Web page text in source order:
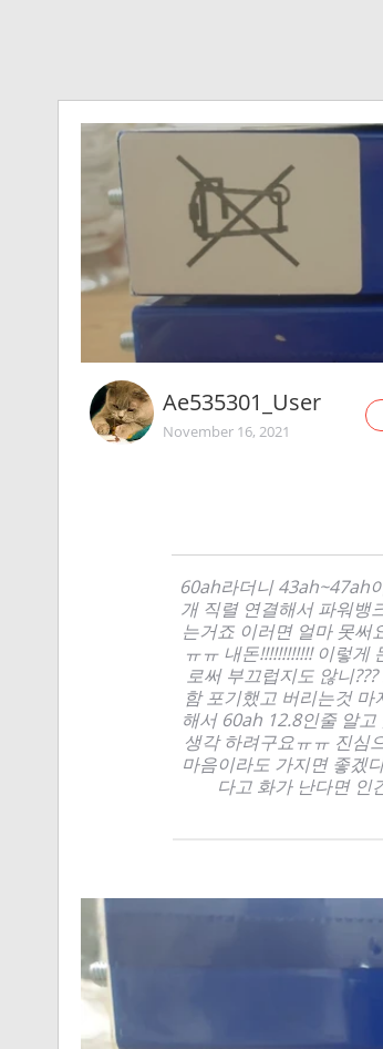
Ae535301_User
November 16, 2021
60ah라더니 43ah~47ah
개 직렬 연결해서 파워뱅
는거죠 이러면 얼마 못써
ㅠㅠ 내돈!!!!!!!!!!!! 이렇
로써 부끄럽지도 않니
함 포기했고 버리는것
해서 60ah 12.8인줄 알
생각 하려구요ㅠㅠ 진심
마음이라도 가지면 좋겠
다고 화가 난다면 인